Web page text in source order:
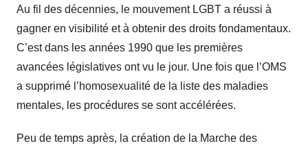
Au fil des décennies, le mouvement LGBT a réussi à
gagner en visibilité et à obtenir des droits fondamentaux.
C’est dans les années 1990 que les premières
avancées législatives ont vu le jour. Une fois que l’OMS
a supprimé l’homosexualité de la liste des maladies
mentales, les procédures se sont accélérées.
Peu de temps après, la création de la Marche des